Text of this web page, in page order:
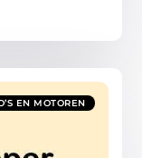
EN MOTOREN